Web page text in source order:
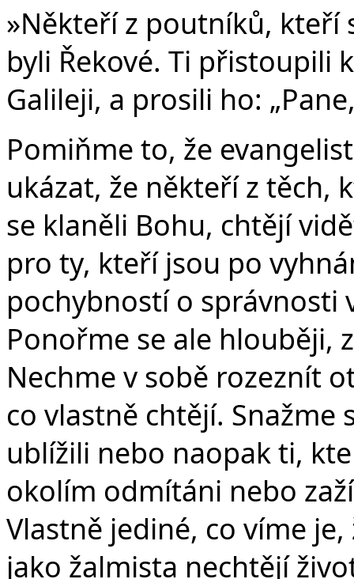
»Někteří z poutníků, kteří
byli Řekové. Ti přistoupili
Galileji, a prosili ho:
Pomiňme to, že
ukázat, že někteří z těch,
se klaněli Bohu, chtějí
pro ty, kteří jsou po
pochybností o správnosti
Ponořme se ale hlouběji,
Nechme v sobě rozeznít
co vlastně chtějí. Snažme
ublížili nebo naopak ti,
okolím odmítáni nebo
Vlastně jediné, co víme
jako žalmista nechtějí